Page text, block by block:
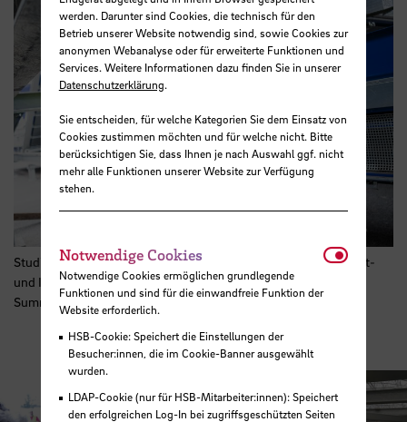
Studierende aus dem deutschsprachigen Raum im STADLER Test-
und Innovationszentrum in Krsko, Slowenien bei der STADLER
Summer School Foto: STADLER
werden. Darunter sind Cookies, die technisch für den
Betrieb unserer Website notwendig sind, sowie Cookies zur
anonymen Webanalyse oder für erweiterte Funktionen und
Services. Weitere Informationen dazu finden Sie in unserer
Datenschutzerklärung.
Sie entscheiden, für welche Kategorien Sie dem Einsatz von
Cookies zustimmen möchten und für welche nicht. Bitte
berücksichtigen Sie, dass Ihnen je nach Auswahl ggf. nicht
mehr alle Funktionen unserer Website zur Verfügung
stehen.
Notwendige Cookies
Notwendige Cookies ermöglichen grundlegende
Funktionen und sind für die einwandfreie Funktion der
Website erforderlich.
HSB-Cookie: Speichert die Einstellungen der
Besucher:innen, die im Cookie-Banner ausgewählt
wurden.
LDAP-Cookie (nur für HSB-Mitarbeiter:innen): Speichert
den erfolgreichen Log-In bei zugriffsgeschützten Seiten